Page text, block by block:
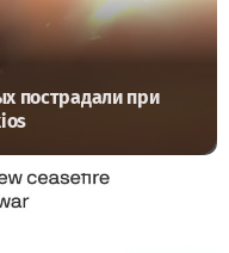
пострадали при